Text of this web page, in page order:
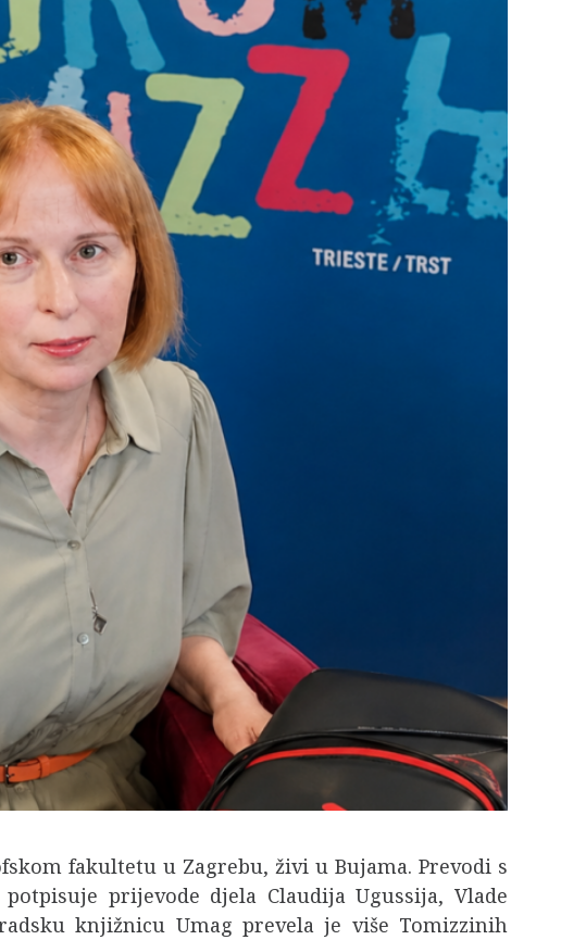
fakultetu u Zagrebu, živi u Bujama. Prevodi s
prijevode djela Claudija Ugussija, Vlade
knjižnicu Umag prevela je više Tomizzinih